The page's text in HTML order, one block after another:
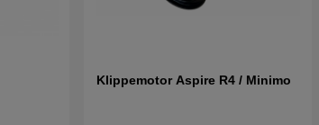
Klippemotor Aspire R4 / Minimo